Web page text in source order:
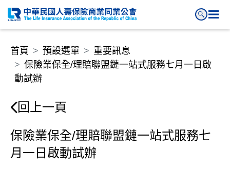
保險業保全/理賠聯盟鏈一站式服
首頁 預設選單
重要訊息
保險業保全/理賠聯盟鏈一站式服務七月一日啟
動試辦
回上一頁
保險業保全/理賠聯盟鏈一站式服務七
月一日啟動試辦